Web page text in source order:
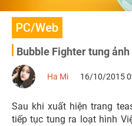
PC/Web
Bubble Fighter tung
Ha Mi 16/10/2015
Sau khi xuất hiện trang
tiếp tục tung ra loạt hình